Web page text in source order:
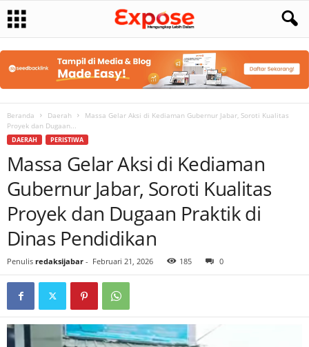
Beranda Daerah
Massa Gelar Aksi di Kediaman Gubernur Jabar, Soroti Kualitas
Proyek dan Dugaan...
DAERAH PERISTIWA
Massa Gelar Aksi di Kediaman
Gubernur Jabar, Soroti Kualitas
Proyek dan Dugaan Praktik di
Dinas Pendidikan
Penulis redaksijabar - Februari 21, 2026 185 0